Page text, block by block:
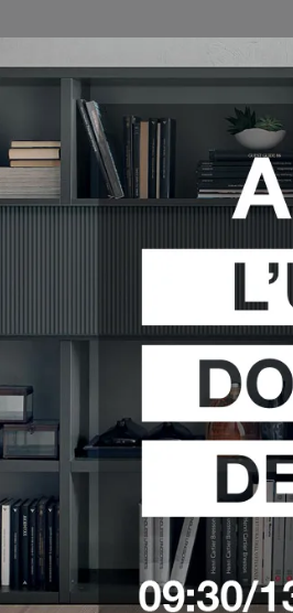
Comodini Sangiacomo Latina
i cataloghi